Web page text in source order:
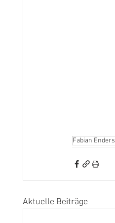
Fabian Enders
Aktuelle Beiträge